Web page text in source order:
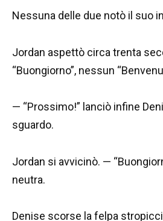
Nessuna delle due notò il suo
Jordan aspettò circa trenta
“Buongiorno”, nessun
— “Prossimo!” lanciò infine
sguardo.
Jordan si avvicinò. —
neutra.
Denise scorse la felpa